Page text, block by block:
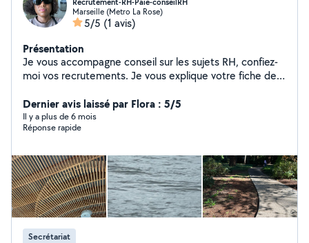
Marseille (Metro La Rose)
5/5 (1 avis)
Présentation
Je vous accompagne conseil sur les sujets RH, confiez-
moi vos recrutements. Je vous explique votre fiche de
Dernier avis laissé par Flora : 5/5
Il y a plus de 6 mois
Réponse rapide
Secrétariat